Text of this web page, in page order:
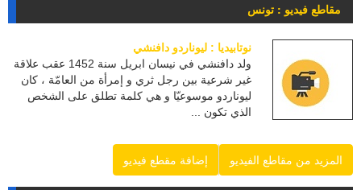
مقاطع فيديو : تونس
نوتابيديا : ليوناردو دافنشي
ولد دافنشي في نيسان ابريل سنة 1452 عقب علاقة
غير شرعية بين رجل ثري و إمرأة من العامّة ، كان
ليوناردو موسوعيّا و هي كلمة تطلق على الشخص
الذي تكون ...
إضافة مقطع فيديو المزيد من مقاطع الفيديو